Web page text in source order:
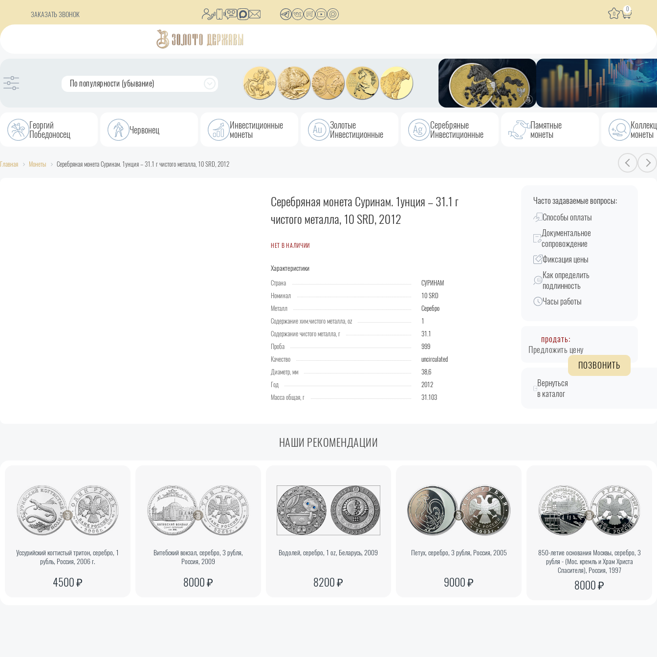
ЗАКАЗАТЬ ЗВОНОК 0
0
По популярности (убывание)
Георгий
Победоносец Червонец Инвестиционные
монеты
Золотые
Инвестиционные
Серебряные
Инвестиционные
Памятные
монеты монеты
Главная Монеты Серебряная монета Суринам. 1унция – 31.1 г чистого металла, 10 SRD, 2012
Серебряная монета Суринам. 1унция – 31.1 г
чистого металла, 10 SRD, 2012
НЕТ В НАЛИЧИИ
Характеристики
Страна
СУРИНАМ
Номинал
10 SRD
Металл
Серебро
Содержание хим.чистого металла, oz
1
Содержание чистого металла, г
31.1
Проба
999
Качество
uncirculated
Диаметр, мм
38,6
Год
2012
Масса общая, г
31.103
Часто задаваемые вопросы:
Способы оплаты
Документальное
сопровождение
Фиксация цены
Как определить
подлинность
Часы работы
продать:
Предложить цену
ПОЗВОНИТЬ
Вернуться
в каталог
НАШИ РЕКОМЕНДАЦИИ
Уссурийский когтистый тритон, серебро, 1
рубль, Россия, 2006 г.
4500 ₽
Витебский вокзал, серебро, 3 рубля,
Россия, 2009
8000 ₽
Водолей, серебро, 1 oz, Беларусь, 2009
8200 ₽
Петух, серебро, 3 рубля, Россия, 2005
9000 ₽
850-летие основания Москвы, серебро, 3
рубля - (Мос. кремль и Храм Христа
Спасителя), Россия, 1997
8000 ₽